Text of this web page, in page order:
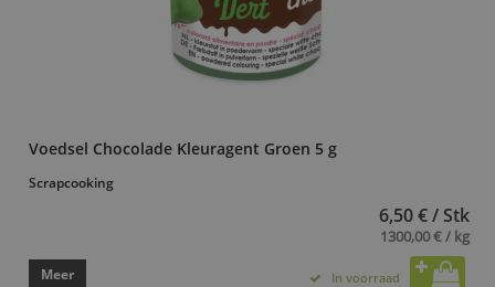
Voedsel Chocolade Kleuragent Groen 5 g
Scrapcooking
6,50 € / Stk
1300,00 € / kg
Meer In voorraad